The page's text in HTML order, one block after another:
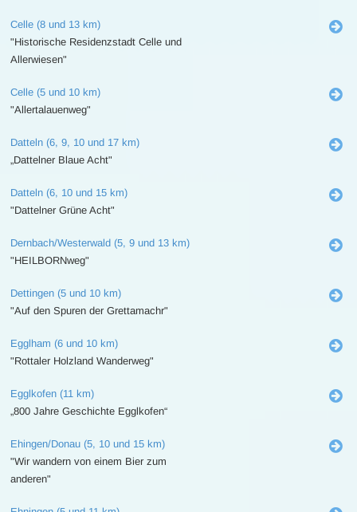
Celle (8 und 13 km)
"Historische Residenzstadt Celle und
Allerwiesen"
Celle (5 und 10 km)
"Allertalauenweg"
Datteln (6, 9, 10 und 17 km)
„Dattelner Blaue Acht"
Datteln (6, 10 und 15 km)
"Dattelner Grüne Acht"
Dernbach/Westerwald (5, 9 und 13 km)
"HEILBORNweg"
Dettingen (5 und 10 km)
"Auf den Spuren der Grettamachr"
Egglham (6 und 10 km)
"Rottaler Holzland Wanderweg"
Egglkofen (11 km)
„800 Jahre Geschichte Egglkofen“
Ehingen/Donau (5, 10 und 15 km)
"Wir wandern von einem Bier zum
anderen"